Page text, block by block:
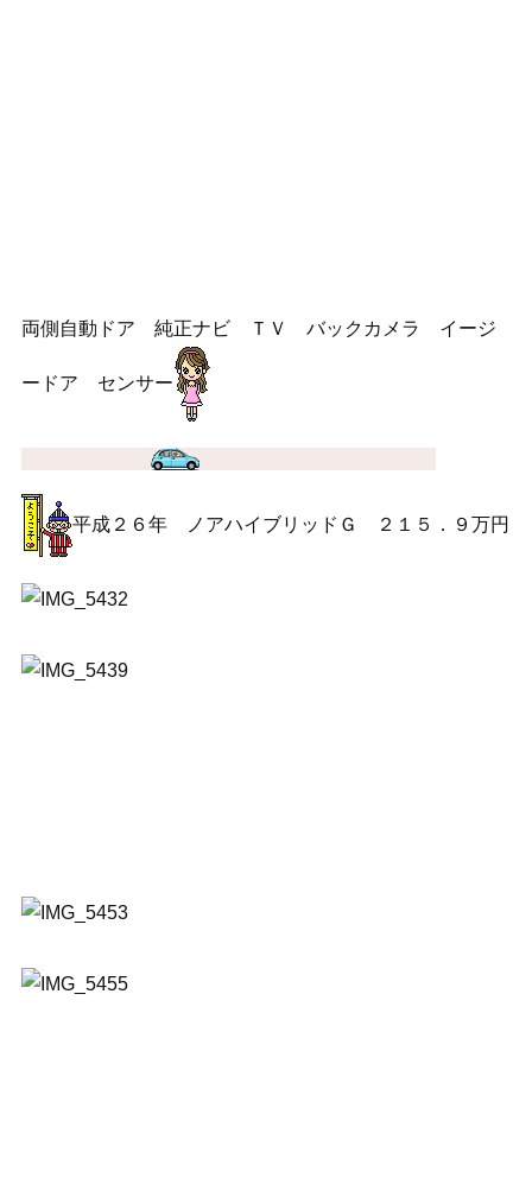
両側自動ドア 純正ナビ ＴＶ バックカメラ イージ
ードア センサー
平成２６年 ノアハイブリッドＧ ２１５．９万円